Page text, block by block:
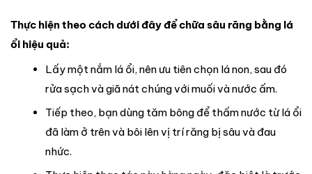
Thực hiện theo cách dưới đây để chữa sâu răng bằng lá
ổi hiệu quả:
Lấy một nắm lá ổi, nên ưu tiên chọn lá non, sau đó
rửa sạch và giã nát chúng với muối và nước ấm.
Tiếp theo, bạn dùng tăm bông để thấm nước từ lá ổi
đã làm ở trên và bôi lên vị trí răng bị sâu và đau
nhức.